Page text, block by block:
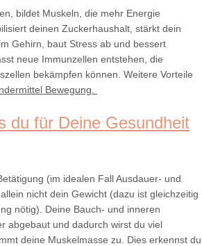
bildet Muskeln, die mehr Energie
deinen Zuckerhaushalt, stärkt dein
Gehirn, baut Stress ab und bessert
neue Immunzellen entstehen, die
bekämpfen können. Weitere Vorteile
Bewegung.
du für Deine Gesundheit
(im idealen Fall Ausdauer- und
nicht dein Gewicht (dazu ist gleichzeitig
nötig). Deine Bauch- und inneren
abgebaut und dadurch wirst du viel
deine Muskelmasse zu. Dies erkennst du